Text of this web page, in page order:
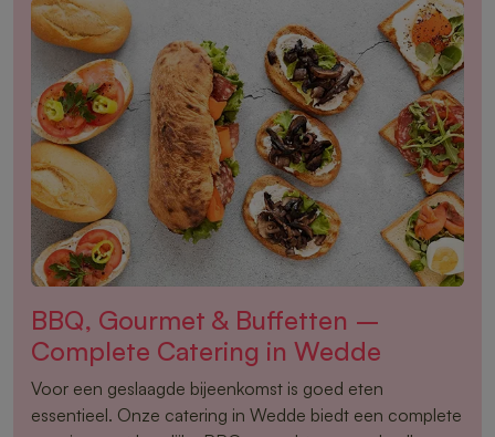
BBQ, Gourmet & Buffetten –
Complete Catering in Wedde
Voor een geslaagde bijeenkomst is goed eten
essentieel. Onze catering in Wedde biedt een complete